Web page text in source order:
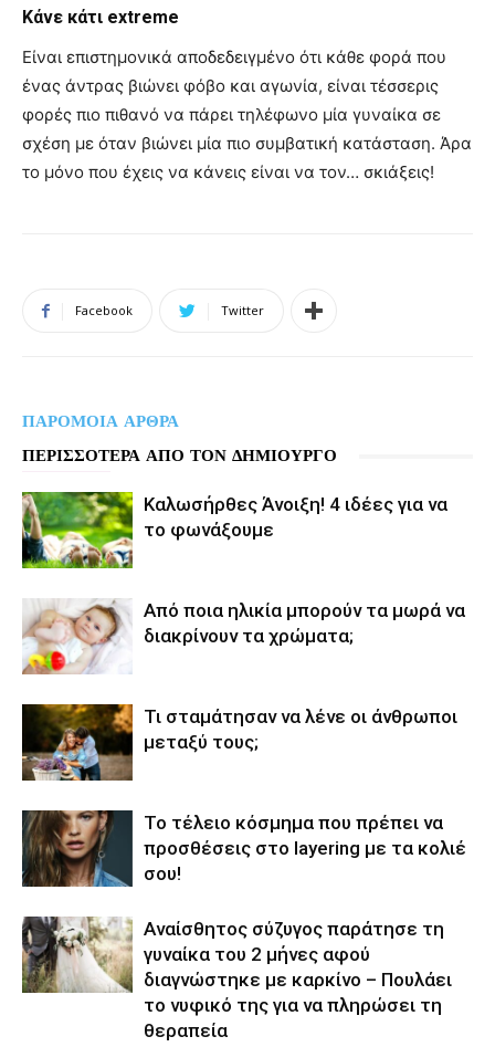
Κάνε κάτι extreme
Είναι επιστημονικά αποδεδειγμένο ότι κάθε φορά που
ένας άντρας βιώνει φόβο και αγωνία, είναι τέσσερις
φορές πιο πιθανό να πάρει τηλέφωνο μία γυναίκα σε
σχέση με όταν βιώνει μία πιο συμβατική κατάσταση. Άρα
το μόνο που έχεις να κάνεις είναι να τον… σκιάξεις!
Facebook Twitter
ΠΑΡΟΜΟΙΑ ΑΡΘΡΑ
ΠΕΡΙΣΣΟΤΕΡΑ ΑΠΟ ΤΟΝ ΔΗΜΙΟΥΡΓΟ
Καλωσήρθες Άνοιξη! 4 ιδέες για να
το φωνάξουμε
Από ποια ηλικία μπορούν τα μωρά να
διακρίνουν τα χρώματα;
Τι σταμάτησαν να λένε οι άνθρωποι
μεταξύ τους;
Το τέλειο κόσμημα που πρέπει να
προσθέσεις στο layering με τα κολιέ
σου!
Αναίσθητος σύζυγος παράτησε τη
γυναίκα του 2 μήνες αφού
διαγνώστηκε με καρκίνο – Πουλάει
το νυφικό της για να πληρώσει τη
θεραπεία